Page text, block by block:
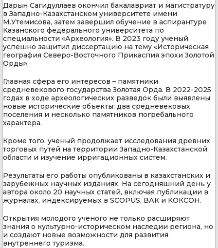
Дарын Сагидуллаев окончил бакалавриат и магистратуру
в Западно-Казахстанском университете имени
М.Утемисова, затем завершил обучение в аспирантуре
Казанского федерального университета по
специальности «Археология». В 2023 году ученый
успешно защитил диссертацию на тему «Историческая
география Северо-Восточного Прикаспия эпохи Золотой
Орды».
Главная сфера его интересов – памятники
средневекового государства Золотая Орда. В 2022-2025
годах в ходе археологических разведок были выявлены
новые исторические объекты: два средневековых
поселения и несколько памятников погребального
характера.
Кроме того, ученый продолжает исследования древних
торговых путей на территории Западно-Казахстанской
области и изучение ирригационных систем.
Результаты его работы опубликованы в казахстанских и
зарубежных научных изданиях. На сегодняшний день у
автора около 20 научных статей, включая публикации в
журналах, индексируемых в SCOPUS, ВАК и КОКСОН.
Открытия молодого ученого не только расширяют
знания о культурно-историческом наследии региона, но
и создают новые возможности для развития
внутреннего туризма.